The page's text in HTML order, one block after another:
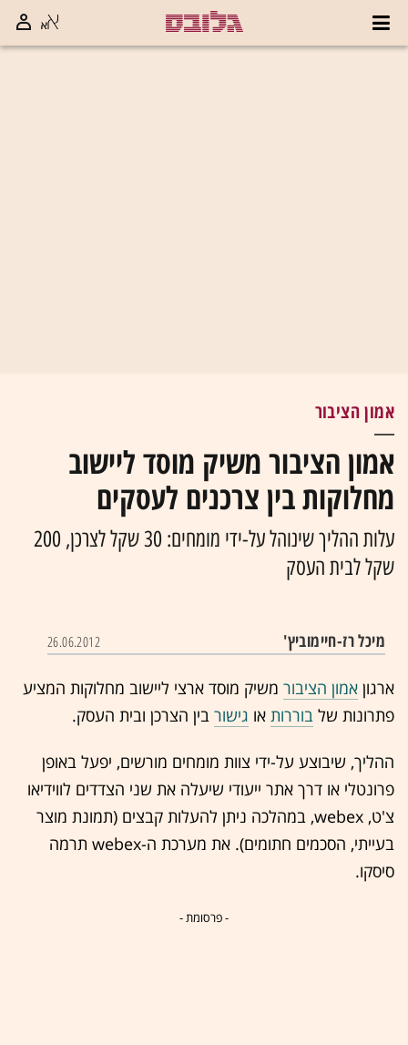
אמון הציבור
אמון הציבור משיק מוסד ליישוב
מחלוקות בין צרכנים לעסקים
עלות ההליך שינוהל על-ידי מומחים: 30 שקל לצרכן, 200
שקל לבית העסק
מיכל רז-חיימוביץ' 26.06.2012
ארגון אמון הציבור משיק מוסד ארצי ליישוב מחלוקות המציע
פתרונות של בוררות או גישור בין הצרכן ובית העסק.
ההליך, שיבוצע על-ידי צוות מומחים מורשים, יפעל באופן
פרונטלי או דרך אתר ייעודי שיעלה את שני הצדדים לווידיאו
צ'ט, webex, במהלכה ניתן להעלות קבצים (תמונת מוצר
בעייתי, הסכמים חתומים). את מערכת ה-webex תרמה
סיסקו.
- פרסומת -